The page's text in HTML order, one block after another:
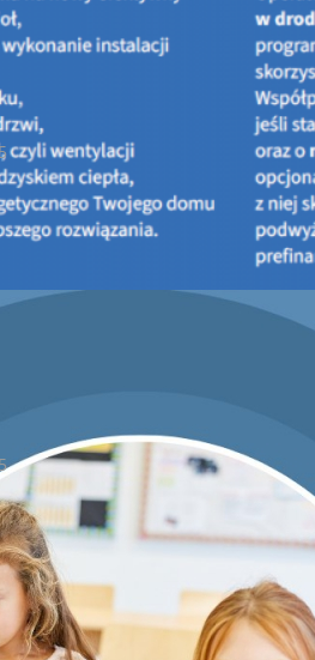
w Kielcach
Czyste Powietrze)
do roli operatora w
„Czyste Powietrze”
ankiety i wysłanie wraz z
(Gminy) do WFOŚiGW w
Powietrze
i wątpliwościami dotyczącymi
„Czyste Powietrze”,
Środowiska i Gospodarki
na spotkanie Wykonawców
w wykonywanie
w/w programu, które odbędzie się w